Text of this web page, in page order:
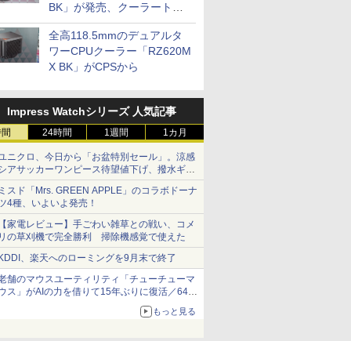
BK」が発売、クーラートッ
プに5インチ液晶搭載
全高118.5mmのデュアルタ
ワーCPUクーラー「RZ620M
X BK」がCPSから
Impress Watchシリーズ 人気記事
24時間 1週間 1カ月
ニクロ、今日から「お盆特別セール」。涼感
アサッカーワンピース待望値下げ、撥水ギア
ョーツは1990円に
スド「Mrs. GREEN APPLE」のコラボドーナ
4種、いよいよ発売！
家電レビュー】手ごわい雑草との戦い、コメ
の草刈機で完全勝利 掃除機感覚で使えた
、楽天へのローミングを9月末で終了
舗のマウスユーティリティ「チューチューマ
ス」がAIの力を借りて15年ぶりに復活／64bit
、Windows 10/11、「Chrome」も走り回
。復活記念で2026年末まで500円
もっと見る